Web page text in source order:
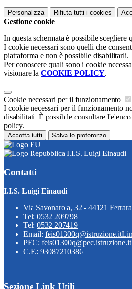
Personalizza Rifiuta tutti i cookies
Gestione cookie
In questa schermata è possibile scegliere
I cookie necessari sono quelli che
piattaforma e non è possibile disabilitarli.
Per conoscere quali sono i cookie
visionare la COOKIE POLICY.
Cookie necessari per il funzionamento
I cookie necessari per il funzionamento
disabilitati. È possibile consultare
policy.
Accetta tutti Salva le preferenze
I.I.S. Luigi Einaudi
Contatti
I.I.S. Luigi Einaudi
Via Savonarola, 32 - 44121 Ferrara
Tel: 0532 209798
Tel: 0532 207419
Email: feis01300q@istruzione.it
PEC: feis01300q@pec.istruzione.it
C.F.: 93087210386
Sezione Link Utili